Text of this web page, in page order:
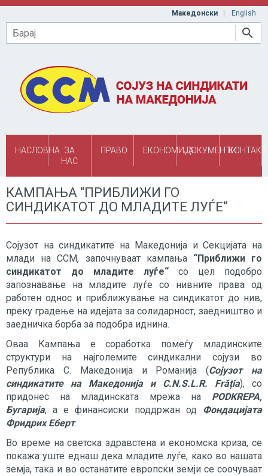
Skip to main content
Македонски English
Барај
НАСЛОВНА ЗА
НАС
ПРАВО ЕКОНОМИЈАДОКУМЕНТИКОНТАКТ
КАМПАЊА “ПРИБЛИЖИ ГО
СИНДИКАТОТ ДО МЛАДИТЕ ЛУЃЕ“
Сојузот на синдикатите на Македонија и Секцијата на
млади на ССМ, започнуваат кампања “Приближи го
синдикатот до младите луѓе“ со цел подобро
запознавање на младите луѓе со нивните права од
работен однос и приближување на синдикатот до нив,
преку градење на идејата за солидарност, заедништво и
заедничка борба за подобра иднина.
Оваа Кампања е соработка помеѓу младинските
структури на најголемите синдикални сојузи во
Република С. Македонија и Романија (Сојузот на
синдикатите на Македонија и C.N.S.L.R. Frăția), со
придонес на младинската мрежа на PODKREPA,
Бугарија, а e финансиски поддржан од Фондацијата
Фридрих Еберт.
Во време на светска здравстена и економска криза, се
покажа уште еднаш дека младите луѓе, како во нашата
земја, така и во останатите европски земји се соочуваат